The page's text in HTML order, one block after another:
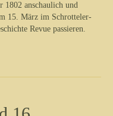
1802 anschaulich und
15. März im Schrotteler-
Revue passieren.